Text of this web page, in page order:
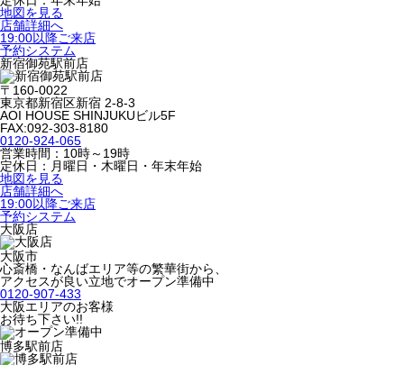
地図を見る
店舗詳細へ
19:00以降ご来店
予約システム
新宿御苑駅前店
〒160-0022
東京都新宿区新宿 2-8-3
AOI HOUSE SHINJUKUビル5F
FAX:092-303-8180
0120-924-065
営業時間：10時～19時
定休日：月曜日・木曜日・年末年始
地図を見る
店舗詳細へ
19:00以降ご来店
予約システム
大阪店
大阪市
心斎橋・なんばエリア等の繁華街から、
アクセスが良い立地でオープン準備中
0120-907-433
大阪エリアのお客様
お待ち下さい!!
博多駅前店